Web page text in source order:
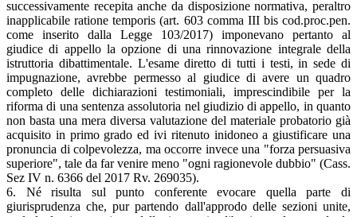
successivamente recepita anche da disposizione normativa, peraltro
inapplicabile ratione temporis (art. 603 comma III bis cod.proc.pen.
come inserito dalla Legge 103/2017) imponevano pertanto al
giudice di appello la opzione di una rinnovazione integrale della
istruttoria dibattimentale. L'esame diretto di tutti i testi, in sede di
impugnazione, avrebbe permesso al giudice di avere un quadro
completo delle dichiarazioni testimoniali, imprescindibile per la
riforma di una sentenza assolutoria nel giudizio di appello, in quanto
non basta una mera diversa valutazione del materiale probatorio già
acquisito in primo grado ed ivi ritenuto inidoneo a giustificare una
pronuncia di colpevolezza, ma occorre invece una "forza persuasiva
superiore", tale da far venire meno "ogni ragionevole dubbio" (Cass.
Sez IV n. 6366 del 2017 Rv. 269035).
6. Né risulta sul punto conferente evocare quella parte di
giurisprudenza che, pur partendo dall'approdo delle sezioni unite,